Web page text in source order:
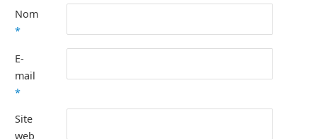
Nom
*
E-
mail
*
Site
web